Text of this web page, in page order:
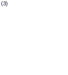
(3)